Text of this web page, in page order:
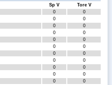
Sp V
Tore V
0
0
0
0
0
0
0
0
0
0
0
0
0
0
0
0
0
0
0
0
0
0